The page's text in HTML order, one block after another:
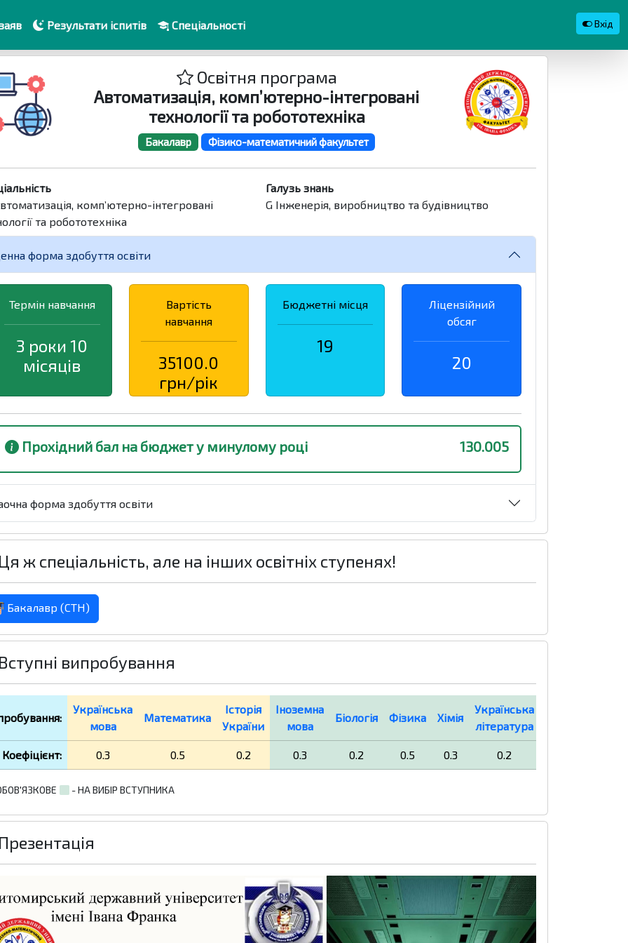
Результати іспитів Спеціальності Вхід
Освітня програма
Автоматизація, комп’ютерно-інтегровані
технології та робототехніка
Бакалавр Фізико-математичний факультет
комп’ютерно-інтегровані
та робототехніка
Галузь знань
G Інженерія, виробництво та будівництво
форма здобуття освіти
Термін навчання
3 роки 10
місяців
Вартість
навчання
35100.0
грн/рік
Бюджетні місця
19
Ліцензійний
обсяг
20
Прохідний бал на бюджет у минулому році 130.005
форма здобуття освіти
ж спеціальність, але на інших освітніх ступенях!
Бакалавр (СТН)
випробування
Українська
мова
Математика
Історія
України
Іноземна
мова
Біологія Фізика Хімія
Українська
література
Коефіцієнт: 0.3 0.5 0.2 0.3 0.2 0.5 0.3 0.2
- НА ВИБІР ВСТУПНИКА